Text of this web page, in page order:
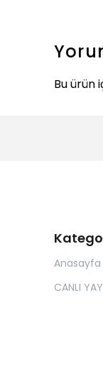
Bu ürün
Anasayfa
CANLI